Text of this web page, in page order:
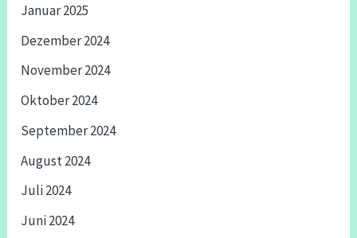
Januar 2025
Dezember 2024
November 2024
Oktober 2024
September 2024
August 2024
Juli 2024
Juni 2024